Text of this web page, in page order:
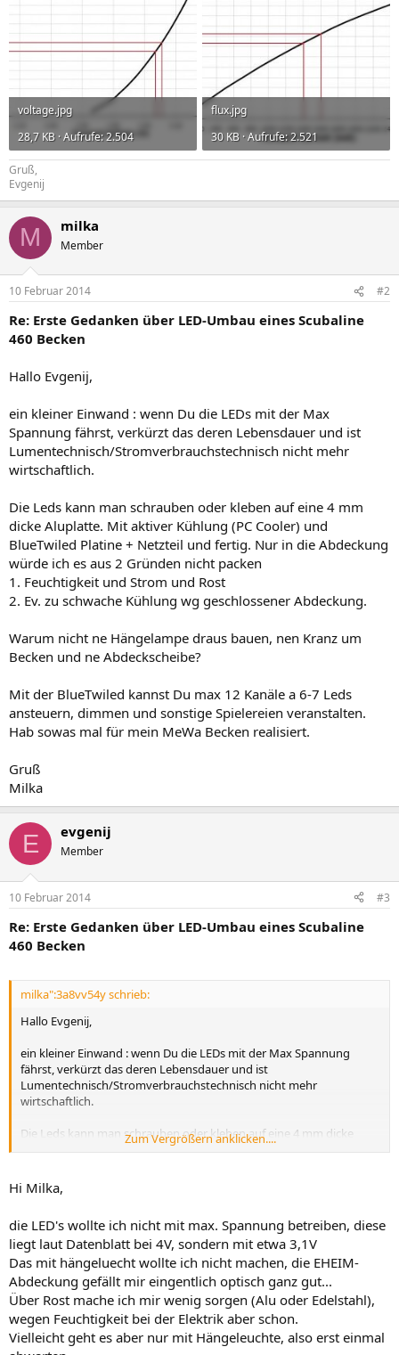
voltage.jpg
28,7 KB · Aufrufe: 2.504
flux.jpg
30 KB · Aufrufe: 2.521
Gruß,
Evgenij
M milka
Member
10 Februar 2014 #2
Re: Erste Gedanken über LED-Umbau eines Scubaline
460 Becken
Hallo Evgenij,
ein kleiner Einwand : wenn Du die LEDs mit der Max
Spannung fährst, verkürzt das deren Lebensdauer und ist
Lumentechnisch/Stromverbrauchstechnisch nicht mehr
wirtschaftlich.
Die Leds kann man schrauben oder kleben auf eine 4 mm
dicke Aluplatte. Mit aktiver Kühlung (PC Cooler) und
BlueTwiled Platine + Netzteil und fertig. Nur in die Abdeckung
würde ich es aus 2 Gründen nicht packen
1. Feuchtigkeit und Strom und Rost
2. Ev. zu schwache Kühlung wg geschlossener Abdeckung.
Warum nicht ne Hängelampe draus bauen, nen Kranz um
Becken und ne Abdeckscheibe?
Mit der BlueTwiled kannst Du max 12 Kanäle a 6-7 Leds
ansteuern, dimmen und sonstige Spielereien veranstalten.
Hab sowas mal für mein MeWa Becken realisiert.
Gruß
Milka
E evgenij
Member
10 Februar 2014 #3
Re: Erste Gedanken über LED-Umbau eines Scubaline
460 Becken
milka":3a8vv54y schrieb:
Hallo Evgenij,
ein kleiner Einwand : wenn Du die LEDs mit der Max Spannung
fährst, verkürzt das deren Lebensdauer und ist
Lumentechnisch/Stromverbrauchstechnisch nicht mehr
wirtschaftlich.
Die Leds kann man schrauben oder kleben auf eine 4 mm dicke
Aluplatte. Mit aktiver Kühlung (PC Cooler) und BlueTwiled Platine +
Gründen nicht packen
1. Feuchtigkeit und Strom und Rost
Warum nicht ne Hängelampe draus bauen, nen Kranz um Becken
und ne Abdeckscheibe?
Mit der BlueTwiled kannst Du max 12 Kanäle a 6-7 Leds ansteuern,
dimmen und sonstige Spielereien veranstalten.
Hab sowas mal für mein MeWa Becken realisiert.
Zum Vergrößern anklicken....
Hi Milka,
die LED's wollte ich nicht mit max. Spannung betreiben, diese
liegt laut Datenblatt bei 4V, sondern mit etwa 3,1V
Das mit hängeluecht wollte ich nicht machen, die EHEIM-
Abdeckung gefällt mir eingentlich optisch ganz gut...
Über Rost mache ich mir wenig sorgen (Alu oder Edelstahl),
wegen Feuchtigkeit bei der Elektrik aber schon.
Vielleicht geht es aber nur mit Hängeleuchte, also erst einmal